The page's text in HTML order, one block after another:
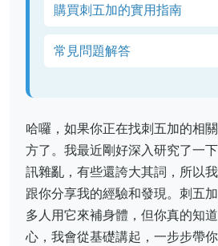
購買刺五加的實用指南
常見問題解答
哈囉，如果你正在找刺五加的相
方了。我最近剛好深入研究了一
訊雜亂，有些還誇大其詞，所以
跟你分享我的經驗和發現。刺五
多人用它來補身體，但你真的知
心，我會從基礎講起，一步步帶你